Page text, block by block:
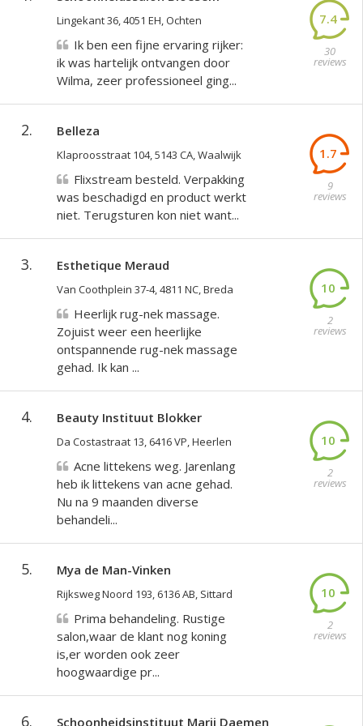
Lingekant 36, 4051 EH, Ochten 7.4
30
reviews
Ik ben een fijne ervaring rijker:
ik was hartelijk ontvangen door
Wilma, zeer professioneel ging...
2. Belleza
Klaproosstraat 104, 5143 CA, Waalwijk 1.7
9
reviews
Flixstream besteld. Verpakking
was beschadigd en product werkt
niet. Terugsturen kon niet want...
3. Esthetique Meraud
Van Coothplein 37-4, 4811 NC, Breda 10
2
reviews
Heerlijk rug-nek massage.
Zojuist weer een heerlijke
ontspannende rug-nek massage
gehad. Ik kan ...
4. Beauty Instituut Blokker
Da Costastraat 13, 6416 VP, Heerlen 10
2
reviews
Acne littekens weg. Jarenlang
heb ik littekens van acne gehad.
Nu na 9 maanden diverse
behandeli...
5. Mya de Man-Vinken
Rijksweg Noord 193, 6136 AB, Sittard 10
2
reviews
Prima behandeling. Rustige
salon,waar de klant nog koning
is,er worden ook zeer
hoogwaardige pr...
6. Schoonheidsinstituut Marij Daemen